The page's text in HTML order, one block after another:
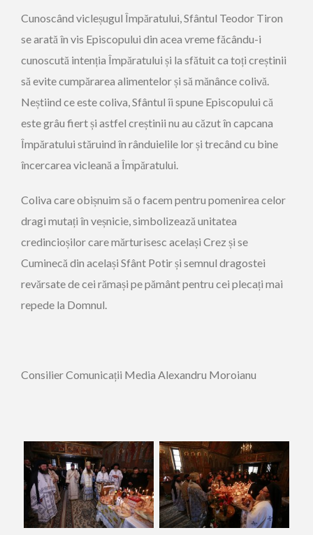
Cunoscând vicleșugul Împăratului, Sfântul Teodor Tiron
se arată în vis Episcopului din acea vreme făcându-i
cunoscută intenția Împăratului și la sfătuit ca toți creștinii
să evite cumpărarea alimentelor și să mănânce colivă.
Neștiind ce este coliva, Sfântul îi spune Episcopului că
este grâu fiert și astfel creștinii nu au căzut în capcana
Împăratului stăruind în rânduielile lor și trecând cu bine
încercarea vicleană a Împăratului.
Coliva care obișnuim să o facem pentru pomenirea celor
dragi mutați în veșnicie, simbolizează unitatea
credincioșilor care mărturisesc același Crez și se
Cuminecă din același Sfânt Potir și semnul dragostei
revărsate de cei rămași pe pământ pentru cei plecați mai
repede la Domnul.
Consilier Comunicații Media Alexandru Moroianu